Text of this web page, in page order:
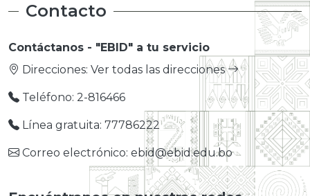
Contacto
Contáctanos - "EBID" a tu servicio
Direcciones: Ver todas las direcciones
Teléfono: 2-816466
Línea gratuita: 77786222
Correo electrónico: ebid@ebid.edu.bo